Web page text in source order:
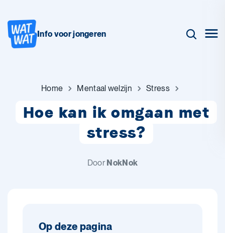
Info voor jongeren
Home Mentaal welzijn Stress
Hoe kan ik omgaan met
stress?
DoorNokNok
Op deze pagina